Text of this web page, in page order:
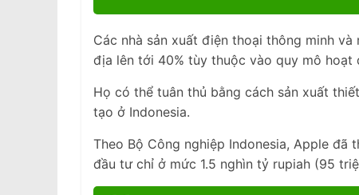
Các nhà sản xuất điện thoại thông minh
địa lên tới 40% tùy thuộc vào quy mô hoạt
Họ có thể tuân thủ bằng cách sản xuất
tạo ở Indonesia.
Theo Bộ Công nghiệp Indonesia, Apple
đầu tư chỉ ở mức 1.5 nghìn tỷ rupiah (95